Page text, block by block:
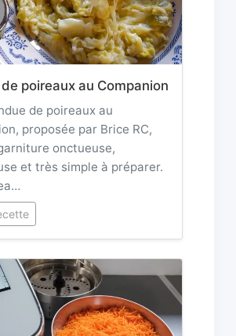
poireaux au Companion
de poireaux au
proposée par Brice RC,
onctueuse,
et très simple à préparer.